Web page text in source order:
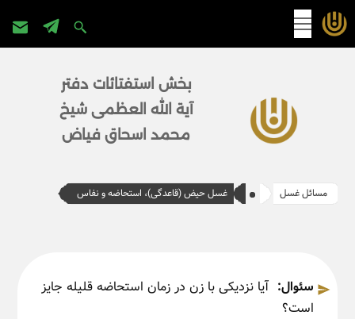
پرش
بخش استفتائات دفتر
آیة الله العظمی شیخ
محمد اسحاق فیاض
مسائل غسل غسل حیض (قاعدگی)، استحاضه و نفاس
سئوال: آیا نزدیکی با زن در زمان استحاضه قلیله جایز
است؟